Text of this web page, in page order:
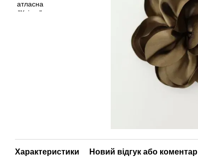
Характеристики Новий відгук або коментар